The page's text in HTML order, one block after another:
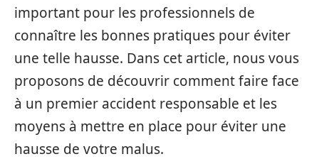
important pour les professionnels de
connaître les bonnes pratiques pour éviter
une telle hausse. Dans cet article, nous vous
proposons de découvrir comment faire face
à un premier accident responsable et les
moyens à mettre en place pour éviter une
hausse de votre malus.